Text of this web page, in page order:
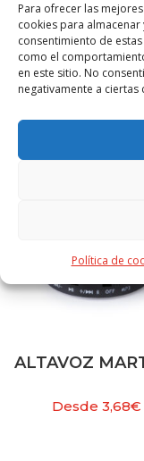
Para ofrecer las
cookies para
consentimiento de
como el
en este sitio. No
negativamente a ciertas
Política de
instrucciones en
ALTAVOZ
Desde 3,68€